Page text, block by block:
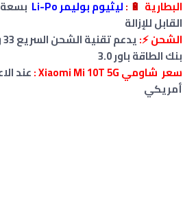
البطارية 🔋
:ليثيوم بوليمر Li-Po بسعة
القابل للإزالة
الشحن ⚡:يدعم تقنية الشحن السريع 33 واط
بنك الطاقة باور 3.0
سعر شاومي Xiaomi Mi 10T 5G :
أمريكي